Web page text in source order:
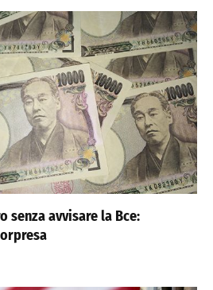
senza avvisare la Bce: